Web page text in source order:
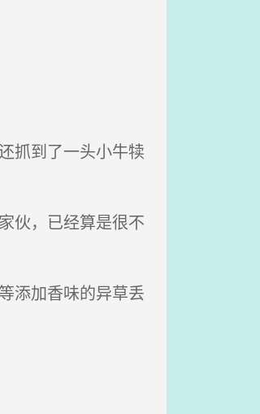
抓到了一头小牛犊
伙，已经算是很不
添加香味的异草丢